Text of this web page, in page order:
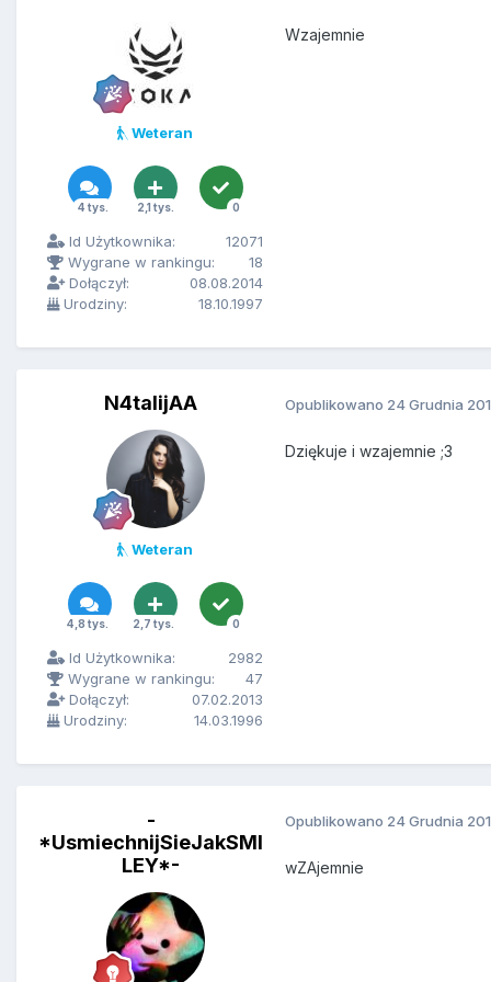
Weteran
4 tys. 2,1 tys. 0
Id Użytkownika:
12071
Wygrane w rankingu:
18
Dołączył:
08.08.2014
Urodziny:
18.10.1997
Wzajemnie
N4talijAA
Weteran
4,8 tys. 2,7 tys. 0
Id Użytkownika:
2982
Wygrane w rankingu:
47
Dołączył:
07.02.2013
Urodziny:
14.03.1996
Opublikowano 24 Grudnia
Dziękuje i wzajemnie ;3
-
*UsmiechnijSieJakSMI
LEY*-
Opublikowano 24 Grudnia
wZAjemnie